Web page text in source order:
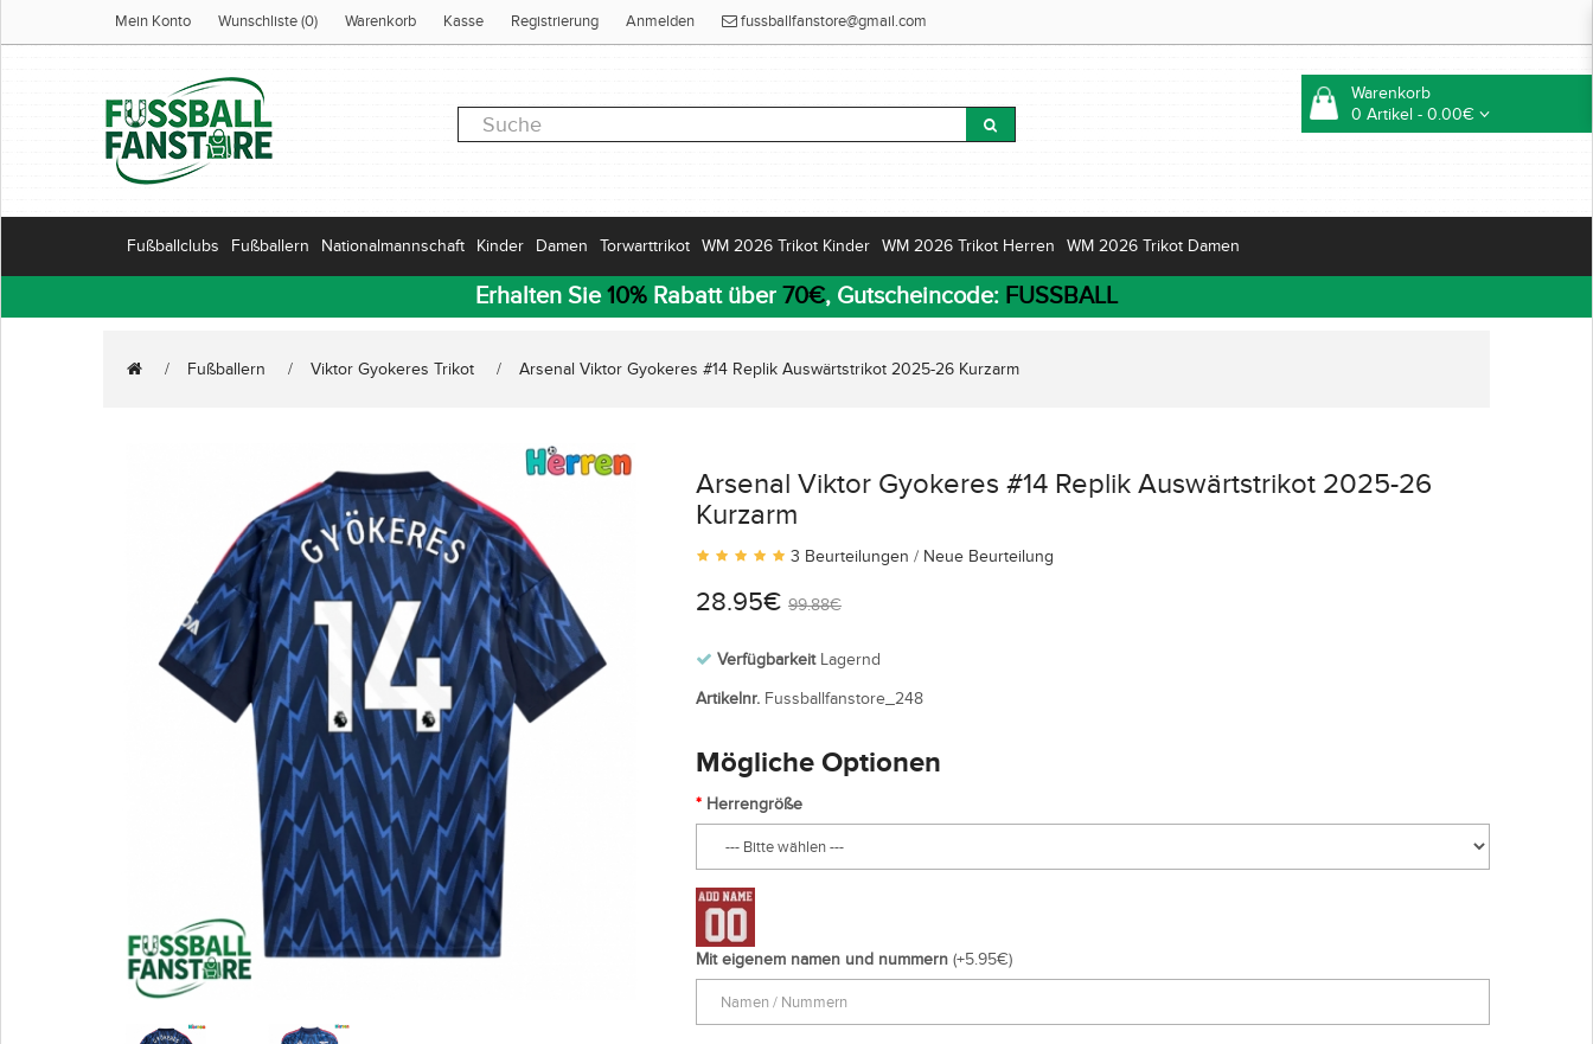
Mein Konto Wunschliste (0) Warenkorb Kasse Registrierung Anmelden fussballfanstore@gmail.com
Warenkorb
0 Artikel - 0.00€
Fußballclubs Fußballern Nationalmannschaft Kinder Damen Torwarttrikot WM 2026 Trikot Kinder WM 2026 Trikot Herren WM 2026 Trikot Damen
Erhalten Sie10% Rabatt über 70€, Gutscheincode: FUSSBALL
Fußballern Viktor Gyokeres Trikot Arsenal Viktor Gyokeres #14 Replik Auswärtstrikot 2025-26 Kurzarm
Arsenal Viktor Gyokeres #14 Replik Auswärtstrikot 2025-26
Kurzarm
3 Beurteilungen / Neue Beurteilung
28.95€ 99.88€
VerfügbarkeitLagernd
Artikelnr. Fussballfanstore_248
Mögliche Optionen
Herrengröße
Mit eigenem namen und nummern (+5.95€)